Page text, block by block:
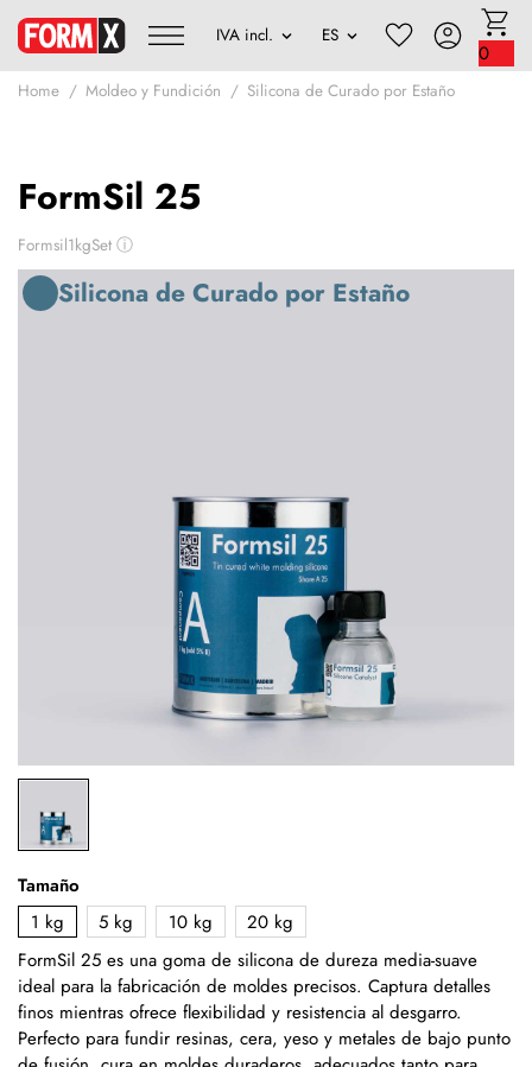
0
Home Moldeo y Fundición Silicona de Curado por Estaño
FormSil 25
Formsil1kgSet ⓘ
Silicona de Curado por Estaño
Tamaño
1 kg
5 kg 10 kg
20 kg
FormSil 25 es una goma de silicona de dureza media-suave
ideal para la fabricación de moldes precisos. Captura detalles
finos mientras ofrece flexibilidad y resistencia al desgarro.
Perfecto para fundir resinas, cera, yeso y metales de bajo punto